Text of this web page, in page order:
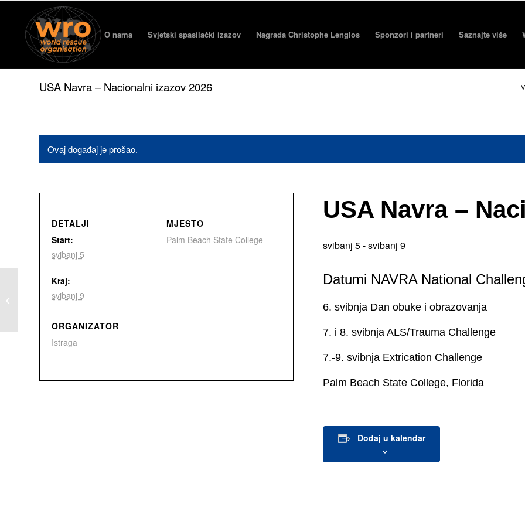
O nama Svjetski spasilački izazov Nagrada Christophe Lenglos Sponzori i partneri Saznajte više
USA Navra – Nacionalni izazov 2026
Ovaj događaj je prošao.
USA Navra –
svibanj 5-svibanj 9
Datumi NAVRA National
6. svibnja Dan obuke i obrazovanja
7. i 8. svibnja ALS/Trauma Challenge
7.-9. svibnja Extrication Challenge
Palm Beach State College, Florida
Dodaj u kalendar
DETALJI
Start:
svibanj 5
Kraj:
svibanj 9
MJESTO
Palm Beach State College
ORGANIZATOR
Istraga
Irski nacionalni izazov